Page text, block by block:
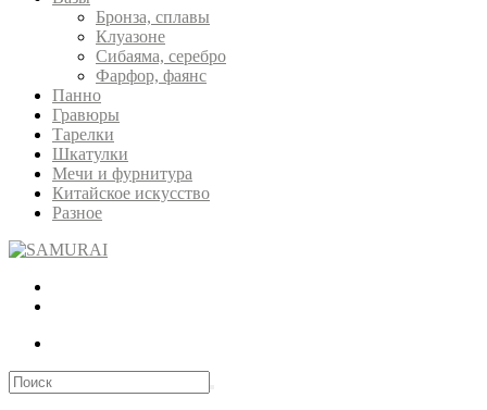
Бронза, сплавы
Клуазоне
Сибаяма, серебро
Фарфор, фаянс
Панно
Гравюры
Тарелки
Шкатулки
Мечи и фурнитура
Китайское искусство
Разное